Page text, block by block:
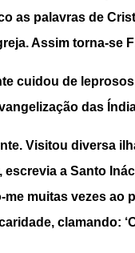
as palavras de
Assim torna-
cuidou de
das
Visitou diversa
a Santo
muitas vezes
clamando: